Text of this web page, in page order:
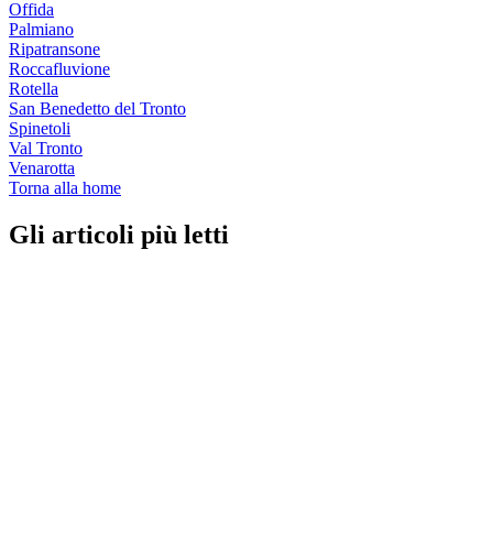
Offida
Palmiano
Ripatransone
Roccafluvione
Rotella
San Benedetto del Tronto
Spinetoli
Val Tronto
Venarotta
Torna alla home
Gli articoli più letti